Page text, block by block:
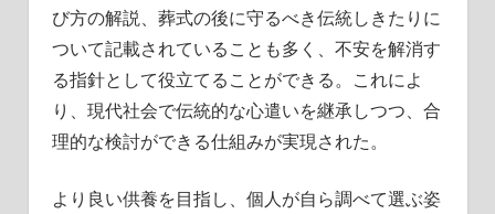
び方の解説、葬式の後に守るべき伝統しきたりに
ついて記載されていることも多く、不安を解消す
る指針として役立てることができる。これによ
り、現代社会で伝統的な心遣いを継承しつつ、合
理的な検討ができる仕組みが実現された。
より良い供養を目指し、個人が自ら調べて選ぶ姿